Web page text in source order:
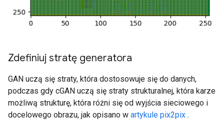
Zdefiniuj stratę generatora
GAN uczą się straty, która dostosowuje się do danych,
podczas gdy cGAN uczą się straty strukturalnej, która karze
możliwą strukturę, która różni się od wyjścia sieciowego i
docelowego obrazu, jak opisano w artykule pix2pix .